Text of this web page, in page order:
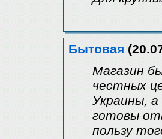
Бытовая
Магазин
честных
Украины,
готовы
пользу